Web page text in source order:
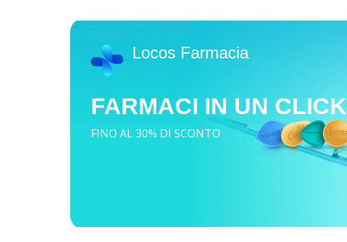
Locos Farmacia
FARMACI IN UN CLICK
FINO AL 30% DI SCONTO